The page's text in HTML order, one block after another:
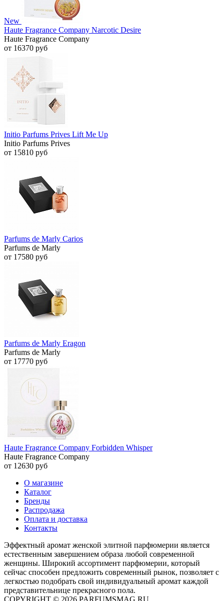
New
Haute Fragrance Company Narcotic Desire
Haute Fragrance Company
от 16370 руб
Initio Parfums Prives Lift Me Up
Initio Parfums Prives
от 15810 руб
Parfums de Marly Carios
Parfums de Marly
от 17580 руб
Parfums de Marly Eragon
Parfums de Marly
от 17770 руб
Haute Fragrance Company Forbidden Whisper
Haute Fragrance Company
от 12630 руб
О магазине
Каталог
Бренды
Распродажа
Оплата и доставка
Контакты
Эффектный аромат женской элитной парфюмерии является
естественным завершением образа любой современной
женщины. Широкий ассортимент парфюмерии, который
сейчас способен предложить современный рынок, позволяет с
легкостью подобрать свой индивидуальный аромат каждой
представительнице прекрасного пола.